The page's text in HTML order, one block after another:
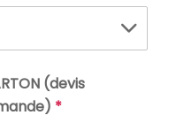
(devis
*